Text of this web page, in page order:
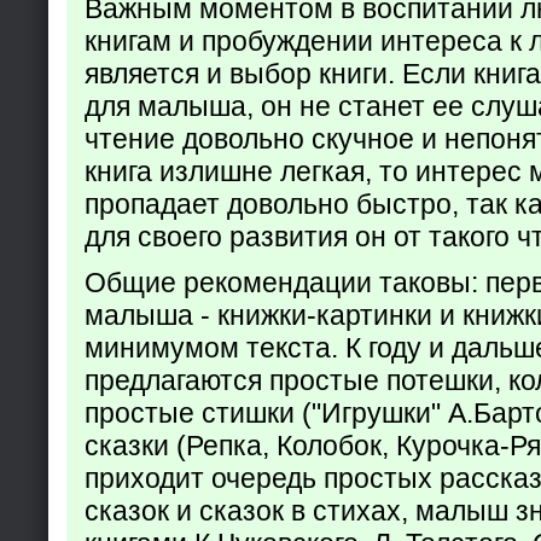
Важным моментом в воспитании
книгам и пробуждении интереса к
является и выбор книги. Если
для малыша, он не станет ее
чтение довольно скучное и
книга излишне легкая, то
пропадает довольно быстро, так
для своего развития он от такого
Общие рекомендации таковы:
малыша - книжки-картинки и
минимумом текста. К году и
предлагаются простые потешки,
простые стишки ("Игрушки"
сказки (Репка, Колобок, Курочка-
приходит очередь простых
сказок и сказок в стихах, малыш